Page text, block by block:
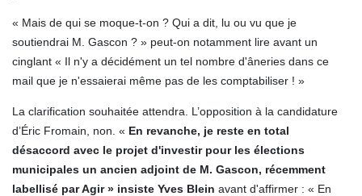
« Mais de qui se moque-t-on ? Qui a dit, lu ou vu que je
soutiendrai M. Gascon ? » peut-on notamment lire avant un
cinglant « Il n'y a décidément un tel nombre d'âneries dans ce
mail que je n'essaierai même pas de les comptabiliser ! »
La clarification souhaitée attendra. L’opposition à la candidature
d’Éric Fromain, non. « En revanche, je reste en total
désaccord avec le projet d'investir pour les élections
municipales un ancien adjoint de M. Gascon, récemment
labellisé par Agir » insiste Yves Blein avant d'affirmer : « En